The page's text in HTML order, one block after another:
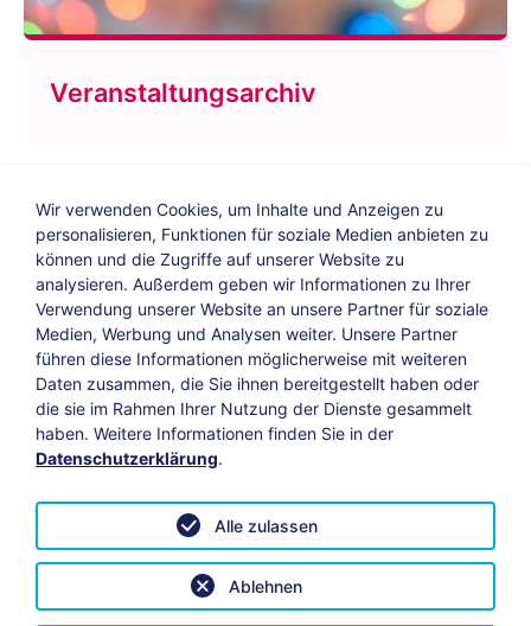
Veranstaltungsarchiv
Bildungs-Blog| Instagram| Facebook|
YouTube
Impressum Suche Datenschutz
Vertrag widerrufen
Datenschutzeinstellungen anpassen
Wir verwenden Cookies, um Inhalte und Anzeigen zu
personalisieren, Funktionen für soziale Medien anbieten zu
können und die Zugriffe auf unserer Website zu
analysieren. Außerdem geben wir Informationen zu Ihrer
Verwendung unserer Website an unsere Partner für soziale
Medien, Werbung und Analysen weiter. Unsere Partner
führen diese Informationen möglicherweise mit weiteren
Daten zusammen, die Sie ihnen bereitgestellt haben oder
die sie im Rahmen Ihrer Nutzung der Dienste gesammelt
haben. Weitere Informationen finden Sie in der
Datenschutzerklärung.
Ablehnen
Alle zulassen